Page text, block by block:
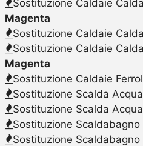
Sostituzione Caldaie
Magenta
Sostituzione Caldaie
Sostituzione Caldaie
Magenta
Sostituzione Caldaie
Sostituzione Scalda
Sostituzione Scalda
Sostituzione Scaldabagno
Sostituzione Scaldabagno